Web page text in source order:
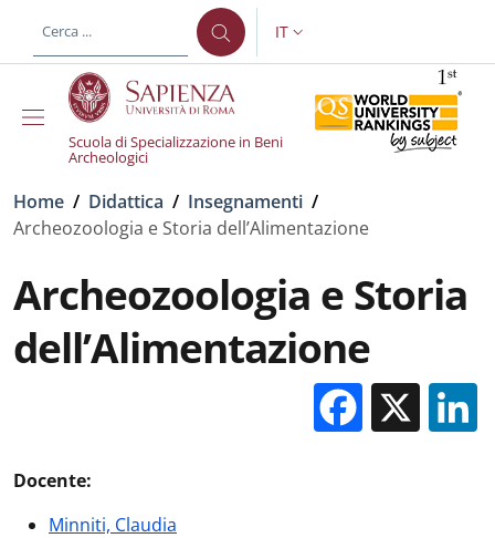
al contenuto principale
SELETTORE LINGUA:
IT
Scuola di Specializzazione in Beni
Archeologici
Briciole di pane
Home / Didattica / Insegnamenti /
Archeozoologia e Storia dell’Alimentazione
Archeozoologia e Storia
dell’Alimentazione
X
Docente:
Minniti, Claudia